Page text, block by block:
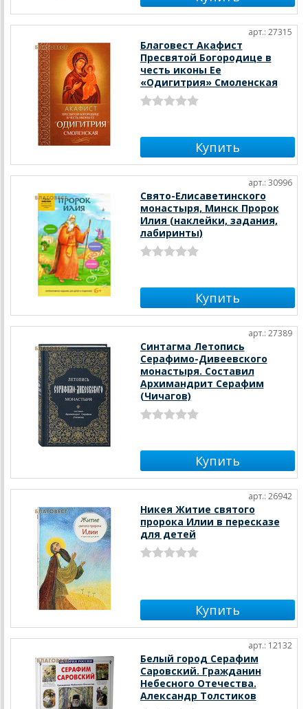
арт.: 27315
Благовест Акафист
Пресвятой Богородице в
честь иконы Ее
«Одигитрия» Смоленская
арт.: 30996
Свято-Елисаветинского
монастыря, Минск Пророк
Илия (наклейки, задания,
лабиринты)
арт.: 27389
Синтагма Летопись
Серафимо-Дивеевского
монастыря. Составил
Архимандрит Серафим
(Чичагов)
арт.: 26942
Никея Житие святого
пророка Илии в пересказе
для детей
арт.: 12132
Белый город Серафим
Саровский. Гражданин
Небесного Отечества.
Александр Толстиков